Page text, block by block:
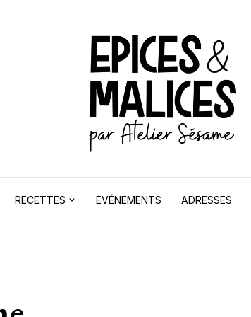
RECETTES EVÉNEMENTS ADRESSES